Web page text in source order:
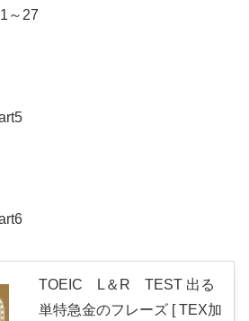
～27
TOEIC L＆R TEST 出る
単特急金のフレーズ [ TEX加